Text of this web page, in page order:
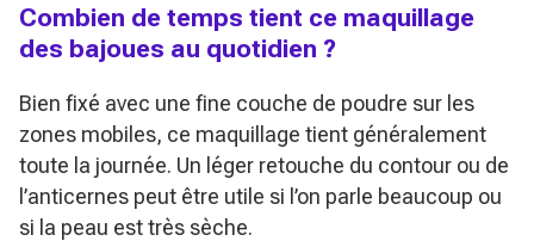
Combien de temps tient ce maquillage
des bajoues au quotidien ?
Bien fixé avec une fine couche de poudre sur les
zones mobiles, ce maquillage tient généralement
toute la journée. Un léger retouche du contour ou de
l’anticernes peut être utile si l’on parle beaucoup ou
si la peau est très sèche.